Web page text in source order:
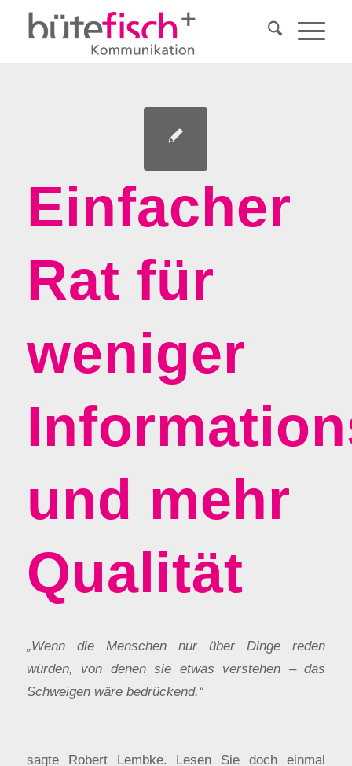
Einfacher
Rat für
weniger
und mehr
Qualität
„Wenn die Menschen nur über Dinge reden
würden, von denen sie etwas verstehen – das
Schweigen wäre bedrückend.“
sagte Robert Lembke. Lesen Sie doch einmal